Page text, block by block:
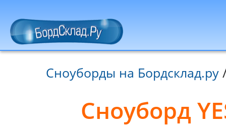
Сноуборды на Бордсклад.ру
Сноуборд